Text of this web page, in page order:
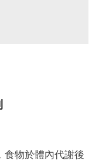
物於體內代謝後